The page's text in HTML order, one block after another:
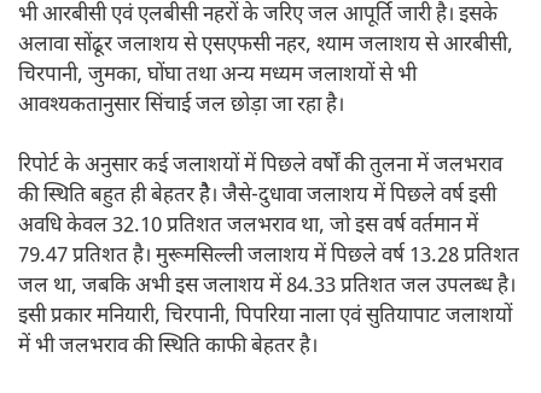
भी आरबीसी एवं एलबीसी नहरों के जरिए जल आपूर्ति जारी है। इसके
अलावा सोंढूर जलाशय से एसएफसी नहर, श्याम जलाशय से आरबीसी,
चिरपानी, जुमका, घोंघा तथा अन्य मध्यम जलाशयों से भी
आवश्यकतानुसार सिंचाई जल छोड़ा जा रहा है।
रिपोर्ट के अनुसार कई जलाशयों में पिछले वर्षों की तुलना में जलभराव
की स्थिति बहुत ही बेहतर हैै। जैसे-दुधावा जलाशय में पिछले वर्ष इसी
अवधि केवल 32.10 प्रतिशत जलभराव था, जो इस वर्ष वर्तमान में
79.47 प्रतिशत है। मुरूमसिल्ली जलाशय में पिछले वर्ष 13.28 प्रतिशत
जल था, जबकि अभी इस जलाशय में 84.33 प्रतिशत जल उपलब्ध है।
इसी प्रकार मनियारी, चिरपानी, पिपरिया नाला एवं सुतियापाट जलाशयों
में भी जलभराव की स्थिति काफी बेहतर है।